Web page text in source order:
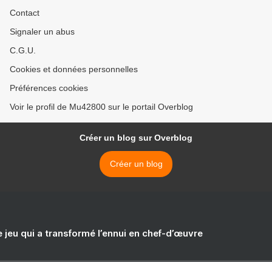
Contact
Signaler un abus
C.G.U.
Cookies et données personnelles
Préférences cookies
Voir le profil de Mu42800 sur le portail Overblog
Créer un blog sur Overblog
Créer un blog
jeu qui a transformé l’ennui en chef-d’œuvre